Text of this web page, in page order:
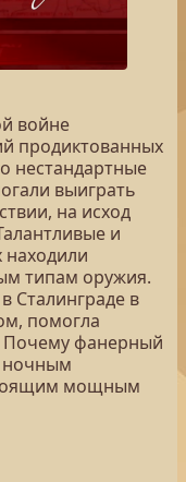
войне
продиктованных
нестандартные
выиграть
на исход
и
типам оружия.
Сталинграде в
помогла
Почему фанерный
ночным
мощным